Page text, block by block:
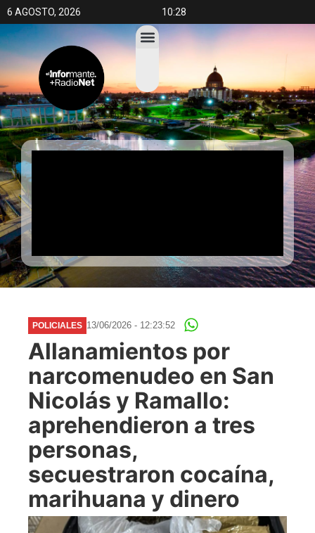
6 AGOSTO, 2026 10:28
POLICIALES 13/06/2026 - 12:23:52
Allanamientos por
narcomenudeo en San
Nicolás y Ramallo:
aprehendieron a tres
personas,
secuestraron cocaína,
marihuana y dinero